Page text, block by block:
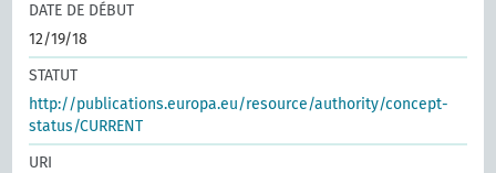
DATE DE DÉBUT
12/19/18
STATUT
http://publications.europa.eu/resource/authority/concept-
status/CURRENT
URI